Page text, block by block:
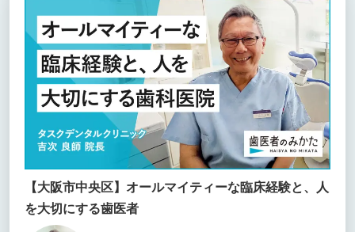
【大阪市中央区】オールマイティーな臨床経験と、人
を大切にする歯医者